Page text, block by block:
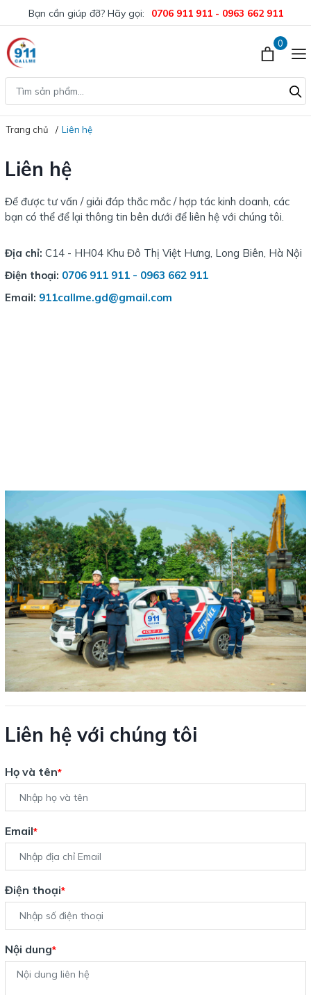
Bạn cần giúp đỡ? Hãy gọi: 0706 911 911 - 0963 662 911
0
Trang chủ Liên hệ
Liên hệ
Để được tư vấn / giải đáp thắc mắc / hợp tác kinh doanh, các
bạn có thể để lại thông tin bên dưới để liên hệ với chúng tôi.
Địa chỉ: C14 - HH04 Khu Đô Thị Việt Hưng, Long Biên, Hà Nội
Điện thoại: 0706 911 911 - 0963 662 911
Email: 911callme.gd@gmail.com
Liên hệ với chúng tôi
Họ và tên*
Email*
Điện thoại*
Nội dung*